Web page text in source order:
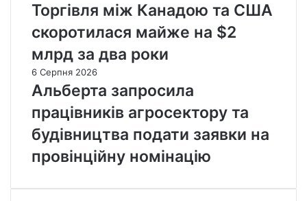
Торгівля між Канадою та США
скоротилася майже на $2
млрд за два роки
6 Серпня 2026
Альберта запросила
працівників агросектору та
будівництва подати заявки на
провінційну номінацію